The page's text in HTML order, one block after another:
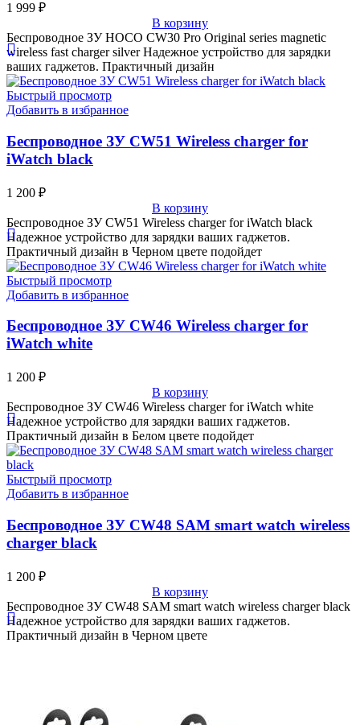
1 999 ₽
В корзину
Беспроводное ЗУ HOCO CW30 Pro Original series magnetic
wireless fast charger silver Надежное устройство для зарядки
ваших гаджетов. Практичный дизайн
Быстрый просмотр
Добавить в избранное
Беспроводное ЗУ CW51 Wireless charger for
iWatch black
1 200 ₽
В корзину
Беспроводное ЗУ CW51 Wireless charger for iWatch black
Надежное устройство для зарядки ваших гаджетов.
Практичный дизайн в Черном цвете подойдет
Быстрый просмотр
Добавить в избранное
Беспроводное ЗУ CW46 Wireless charger for
iWatch white
1 200 ₽
В корзину
Беспроводное ЗУ CW46 Wireless charger for iWatch white
Надежное устройство для зарядки ваших гаджетов.
Практичный дизайн в Белом цвете подойдет
Быстрый просмотр
Добавить в избранное
Беспроводное ЗУ CW48 SAM smart watch wireless
charger black
1 200 ₽
В корзину
Беспроводное ЗУ CW48 SAM smart watch wireless charger black
Надежное устройство для зарядки ваших гаджетов.
Практичный дизайн в Черном цвете